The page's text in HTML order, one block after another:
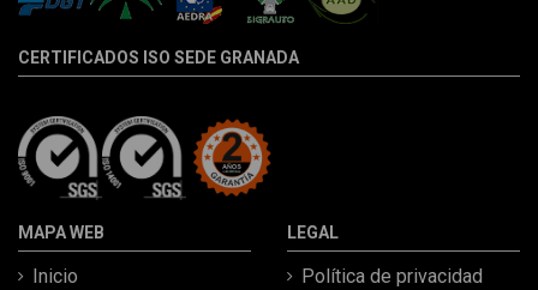
CERTIFICADOS ISO SEDE GRANADA
MAPA WEB
Inicio
LEGAL
Política de privacidad